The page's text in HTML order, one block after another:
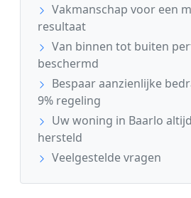
Vakmanschap voor een
resultaat
Van binnen tot buiten
beschermd
Bespaar aanzienlijke
9% regeling
Uw woning in Baarlo
hersteld
Veelgestelde vragen